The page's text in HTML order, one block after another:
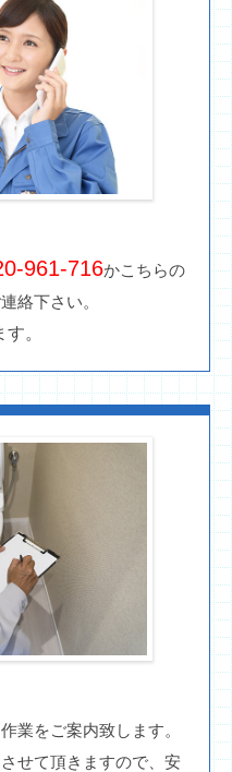
961-716かこちらの
絡下さい。
。
業をご案内致します。
せて頂きますので、安